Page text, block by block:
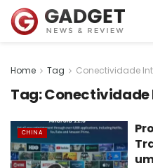
Home Tag Conectividade
Tag:
CHINA